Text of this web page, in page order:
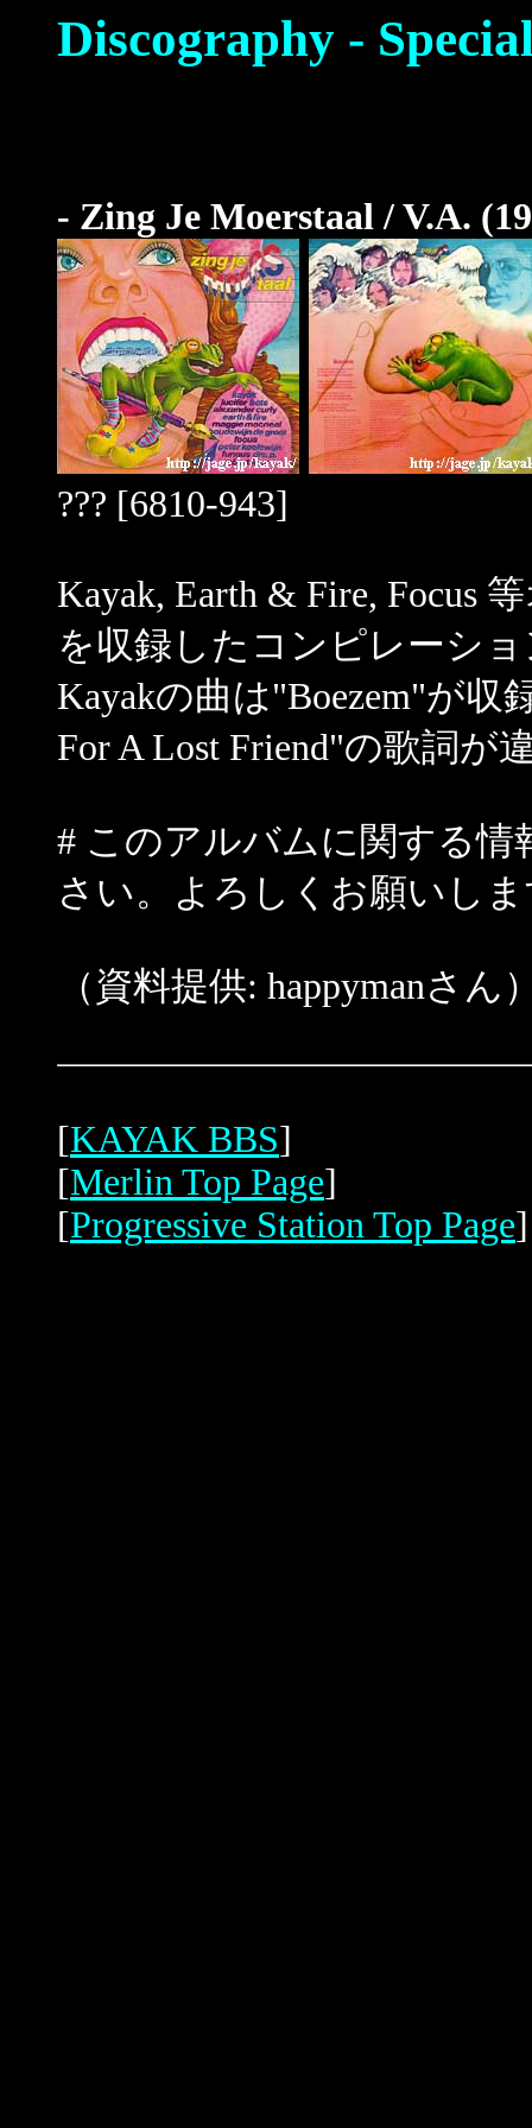
Discography -
- Zing Je Moerstaal / V.A.
??? [6810-943]
Kayak, Earth & Fire, Focus
を収録したコンピレーシ
Kayakの曲は"Boezem"が収
For A Lost Friend"の歌詞が
# このアルバムに関する
さい。よろしくお願いし
（資料提供: happymanさん
[KAYAK BBS]
[Merlin Top Page]
[Progressive Station Top Page]